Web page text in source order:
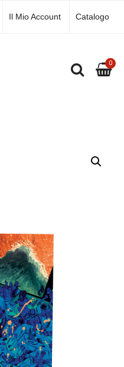
Il Mio Account Catalogo
0